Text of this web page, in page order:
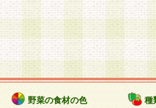
野菜の食材の色 種